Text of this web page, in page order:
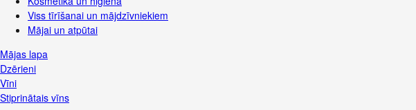
Viss tīrīšanai un mājdzīvniekiem
Mājai un atpūtai
Mājas lapa
Dzērieni
Vīni
Stiprinātais vīns